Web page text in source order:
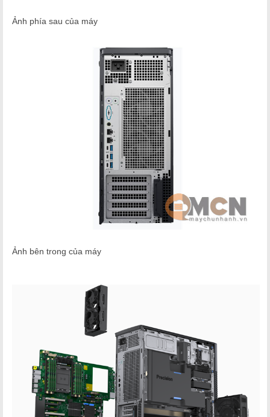
Ảnh phía sau của máy
Ảnh bên trong của máy